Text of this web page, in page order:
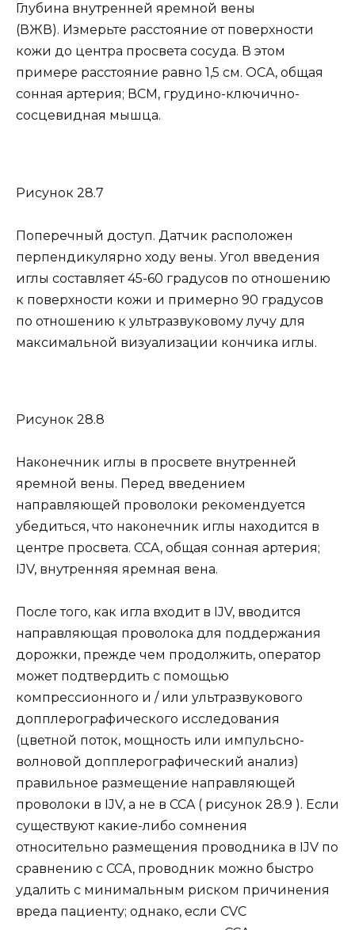
Глубина внутренней яремной вены
(ВЖВ). Измерьте расстояние от поверхности
кожи до центра просвета сосуда. В этом
примере расстояние равно 1,5 см. ОСА, общая
сонная артерия; ВСМ, грудино-ключично-
сосцевидная мышца.
Рисунок 28.7
Поперечный доступ. Датчик расположен
перпендикулярно ходу вены. Угол введения
иглы составляет 45-60 градусов по отношению
к поверхности кожи и примерно 90 градусов
по отношению к ультразвуковому лучу для
максимальной визуализации кончика иглы.
Рисунок 28.8
Наконечник иглы в просвете внутренней
яремной вены. Перед введением
направляющей проволоки рекомендуется
убедиться, что наконечник иглы находится в
центре просвета. CCA, общая сонная артерия;
IJV, внутренняя яремная вена.
После того, как игла входит в IJV, вводится
направляющая проволока для поддержания
дорожки, прежде чем продолжить, оператор
может подтвердить с помощью
компрессионного и / или ультразвукового
допплерографического исследования
(цветной поток, мощность или импульсно-
волновой допплерографический анализ)
правильное размещение направляющей
проволоки в IJV, а не в CCA ( рисунок 28.9 ). Если
существуют какие-либо сомнения
относительно размещения проводника в IJV по
сравнению с CCA, проводник можно быстро
удалить с минимальным риском причинения
вреда пациенту; однако, если CVC